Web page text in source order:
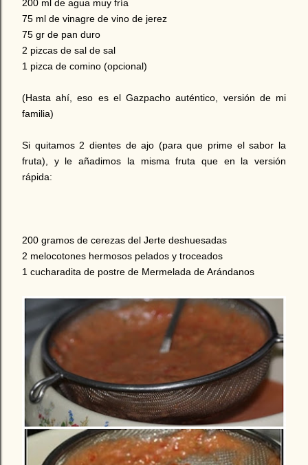
200 ml de agua muy fría
75 ml de vinagre de vino de jerez
75 gr de pan duro
2 pizcas de sal de sal
1 pizca de comino (opcional)
(Hasta ahí, eso es el Gazpacho auténtico, versión de mi
familia)
Si quitamos 2 dientes de ajo (para que prime el sabor la
fruta), y le añadimos la misma fruta que en la versión
rápida:
200 gramos de cerezas del Jerte deshuesadas
2 melocotones hermosos pelados y troceados
1 cucharadita de postre de Mermelada de Arándanos